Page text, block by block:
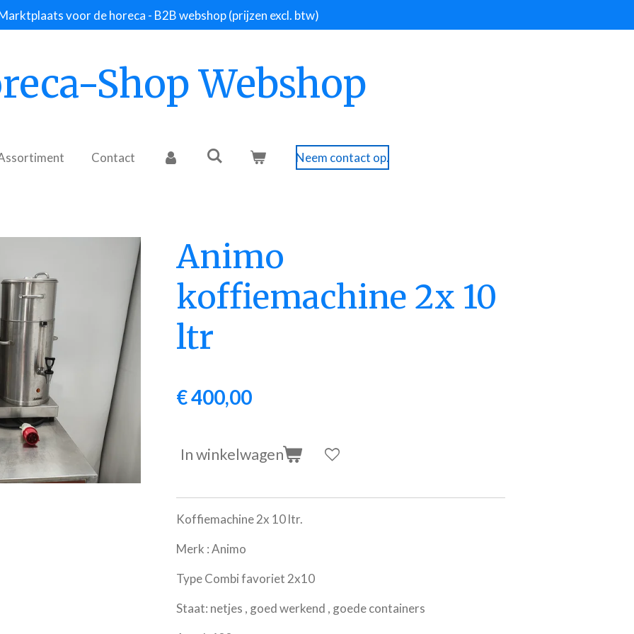
voor de horeca - B2B webshop (prijzen excl. btw)
Shop Webshop
Contact Neem contact op.
Animo
koffiemachine 2x 10
ltr
€ 400,00
In winkelwagen
Koffiemachine 2x 10 ltr.
Merk : Animo
Type Combi favoriet 2x10
Staat: netjes , goed werkend , goede containers